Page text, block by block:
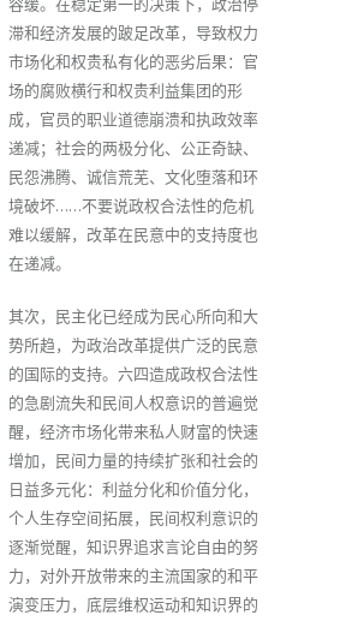
滞和经济发展的跛足改革，导致权力
市场化和权贵私有化的恶劣后果：官
场的腐败横行和权贵利益集团的形
成，官员的职业道德崩溃和执政效率
递减；社会的两极分化、公正奇缺、
民怨沸腾、诚信荒芜、文化堕落和环
境破坏……不要说政权合法性的危机
难以缓解，改革在民意中的支持度也
在递减。
其次，民主化已经成为民心所向和大
势所趋，为政治改革提供广泛的民意
的国际的支持。六四造成政权合法性
的急剧流失和民间人权意识的普遍觉
醒，经济市场化带来私人财富的快速
增加，民间力量的持续扩张和社会的
日益多元化：利益分化和价值分化，
个人生存空间拓展，民间权利意识的
逐渐觉醒，知识界追求言论自由的努
力，对外开放带来的主流国家的和平
演变压力，底层维权运动和知识界的